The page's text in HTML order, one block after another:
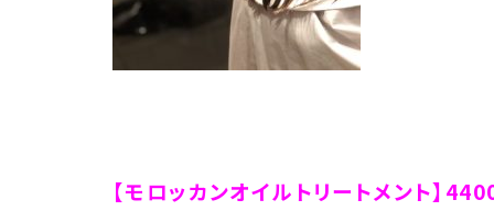
【モロッカンオイルトリートメント】